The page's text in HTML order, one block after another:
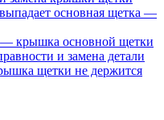
основная щетка —
щетки не держится